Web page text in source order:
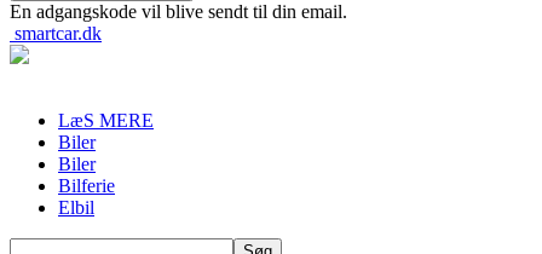
En adgangskode vil blive sendt til din email.
smartcar.dk
LæS MERE
Biler
Biler
Bilferie
Elbil